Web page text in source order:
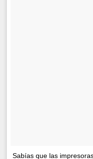
Sabías que las